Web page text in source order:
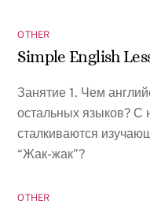
OTHER
Simple English
Занятие 1. Чем
остальных языков? С
сталкиваются
“Жак-жак”?
OTHER